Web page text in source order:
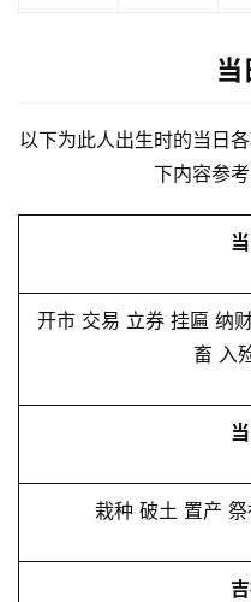
当
以下为此人出生时的当日
下内容参考
开市 交易 立券 挂匾 纳
畜 入
栽种 破土 置产